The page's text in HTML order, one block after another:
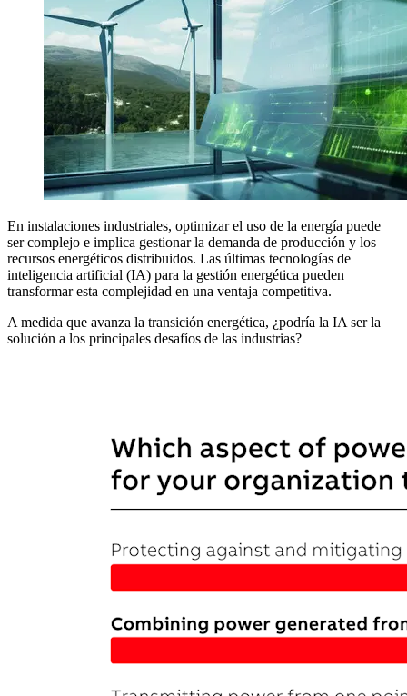
En instalaciones industriales, optimizar el uso de la energía puede
ser complejo e implica gestionar la demanda de producción y los
recursos energéticos distribuidos. Las últimas tecnologías de
inteligencia artificial (IA) para la gestión energética pueden
transformar esta complejidad en una ventaja competitiva.
A medida que avanza la transición energética, ¿podría la IA ser la
solución a los principales desafíos de las industrias?